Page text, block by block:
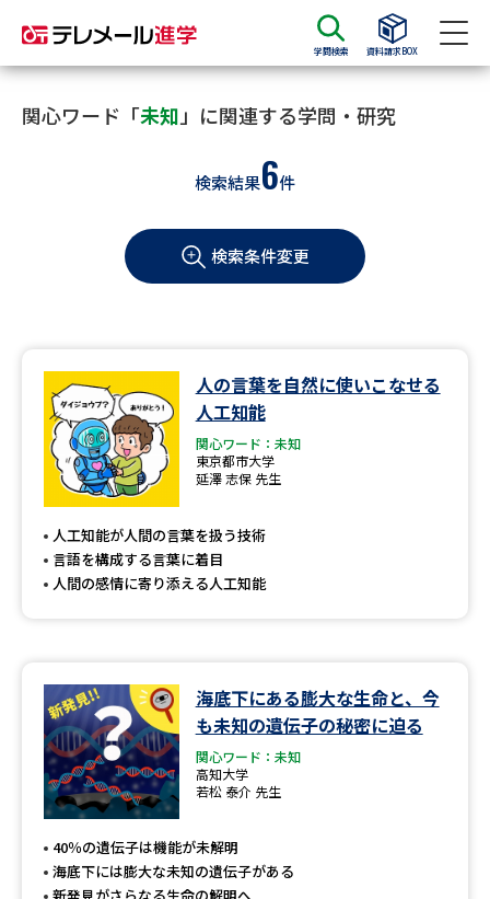
学問検索 資料請求BOX
資料請求 資料検索
大学・短大の資料種類から請求
学部・学科パンフ
過去問題集
大学・短大以外の資料から請求
専門学校の資料請求 大学院の資料請求
留学・進学関連、塾・予備校
大学入学共通テスト「受験案
高等学校（情報）教員資格認定
大学研究
関心ワード「未知 」に関連する学問・研究
検索結果6件
検索条件変更
人の言葉を自然に使いこなせる
人工知能
関心ワード：未知
東京都市大学
延澤 志保 先生
人工知能が人間の言葉を扱う技術
言語を構成する言葉に着目
人間の感情に寄り添える人工知能
海底下にある膨大な生命と、今
も未知の遺伝子の秘密に迫る
関心ワード：未知
高知大学
若松 泰介 先生
40％の遺伝子は機能が未解明
海底下には膨大な未知の遺伝子がある